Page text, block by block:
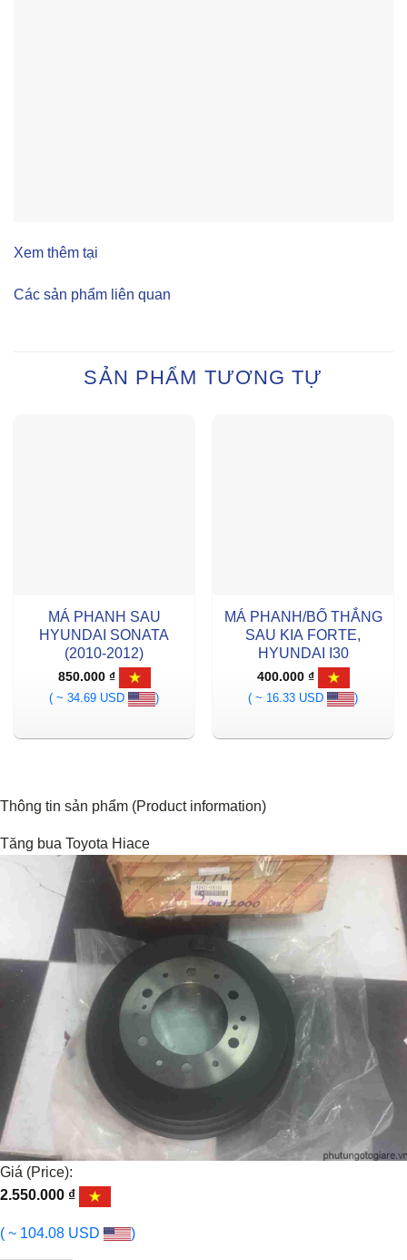
Xem thêm tại
Các sản phẩm liên quan
SẢN PHẨM TƯƠNG TỰ
MÁ PHANH SAU
HYUNDAI SONATA
(2010-2012)
850.000 ₫
( ~ 34.69 USD
)
MÁ PHANH/BỐ THẮNG
SAU KIA FORTE,
HYUNDAI I30
400.000 ₫
( ~ 16.33 USD
)
Thông tin sản phẩm (Product information)
Tăng bua Toyota Hiace
Giá (Price):
2.550.000 ₫
( ~ 104.08 USD )